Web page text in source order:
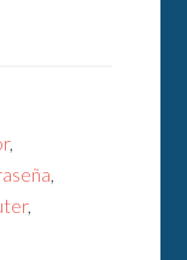
,
,
,